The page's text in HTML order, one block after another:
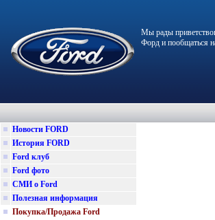
Мы рады
Форд и пообщаться
Новости FORD
История FORD
Ford клуб
Ford фото
СМИ о Ford
Полезная информация
Покупка/Продажа Ford